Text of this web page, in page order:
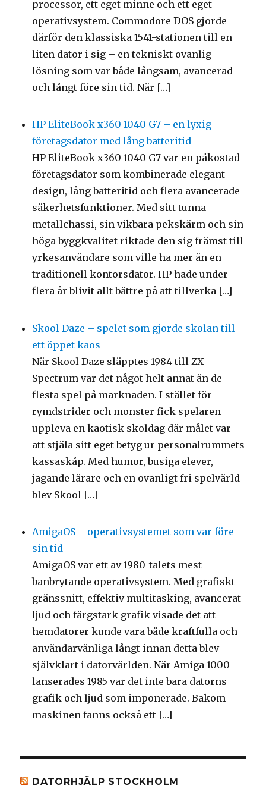
processor, ett eget minne och ett eget
operativsystem. Commodore DOS gjorde
därför den klassiska 1541-stationen till en
liten dator i sig – en tekniskt ovanlig
lösning som var både långsam, avancerad
och långt före sin tid. När […]
HP EliteBook x360 1040 G7 – en lyxig
företagsdator med lång batteritid
HP EliteBook x360 1040 G7 var en påkostad
företagsdator som kombinerade elegant
design, lång batteritid och flera avancerade
säkerhetsfunktioner. Med sitt tunna
metallchassi, sin vikbara pekskärm och sin
höga byggkvalitet riktade den sig främst till
yrkesanvändare som ville ha mer än en
traditionell kontorsdator. HP hade under
flera år blivit allt bättre på att tillverka […]
Skool Daze – spelet som gjorde skolan till
ett öppet kaos
När Skool Daze släpptes 1984 till ZX
Spectrum var det något helt annat än de
flesta spel på marknaden. I stället för
rymdstrider och monster fick spelaren
uppleva en kaotisk skoldag där målet var
att stjäla sitt eget betyg ur personalrummets
kassaskåp. Med humor, busiga elever,
jagande lärare och en ovanligt fri spelvärld
blev Skool […]
AmigaOS – operativsystemet som var före
sin tid
AmigaOS var ett av 1980-talets mest
banbrytande operativsystem. Med grafiskt
gränssnitt, effektiv multitasking, avancerat
ljud och färgstark grafik visade det att
hemdatorer kunde vara både kraftfulla och
användarvänliga långt innan detta blev
självklart i datorvärlden. När Amiga 1000
lanserades 1985 var det inte bara datorns
grafik och ljud som imponerade. Bakom
maskinen fanns också ett […]
DATORHJÄLP STOCKHOLM